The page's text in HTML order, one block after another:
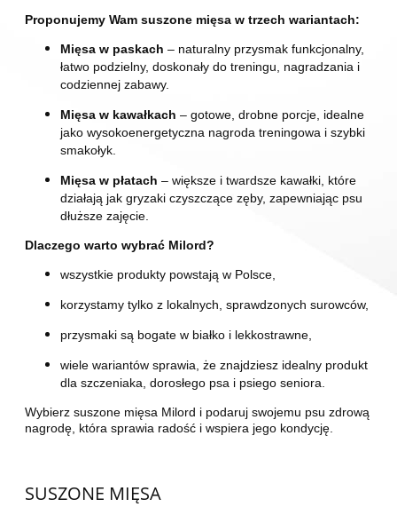
Proponujemy Wam suszone mięsa w trzech wariantach:
Mięsa w paskach – naturalny przysmak funkcjonalny,
łatwo podzielny, doskonały do treningu, nagradzania i
codziennej zabawy.
Mięsa w kawałkach – gotowe, drobne porcje, idealne
jako wysokoenergetyczna nagroda treningowa i szybki
smakołyk.
Mięsa w płatach – większe i twardsze kawałki, które
działają jak gryzaki czyszczące zęby, zapewniając psu
dłuższe zajęcie.
Dlaczego warto wybrać Milord?
wszystkie produkty powstają w Polsce,
korzystamy tylko z lokalnych, sprawdzonych surowców,
przysmaki są bogate w białko i lekkostrawne,
wiele wariantów sprawia, że znajdziesz idealny produkt
dla szczeniaka, dorosłego psa i psiego seniora.
Wybierz suszone mięsa Milord i podaruj swojemu psu zdrową
nagrodę, która sprawia radość i wspiera jego kondycję.
SUSZONE MIĘSA